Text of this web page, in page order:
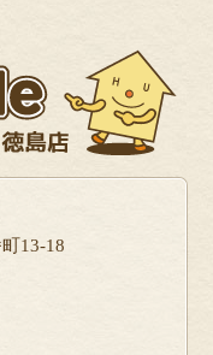
13-18